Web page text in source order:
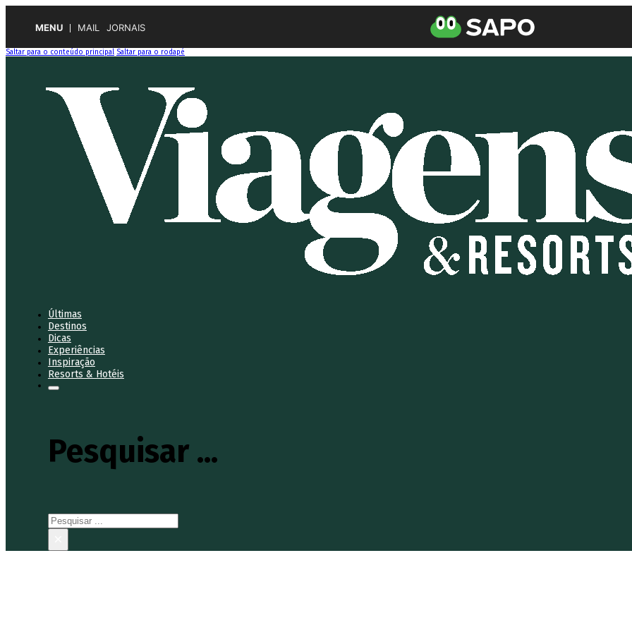
MENU MAIL JORNAIS
Saltar para o conteúdo principal Saltar para o rodapé
Últimas
Destinos
Dicas
Experiências
Inspiração
Resorts & Hotéis
Pesquisar ...
Pesquisar